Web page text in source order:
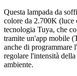
Questa lampada da
colore da 2.700K (luce
tecnologia Tuya, che
tramite un'app mobile
anche di programmare
regolare l'intensità
ambiente.